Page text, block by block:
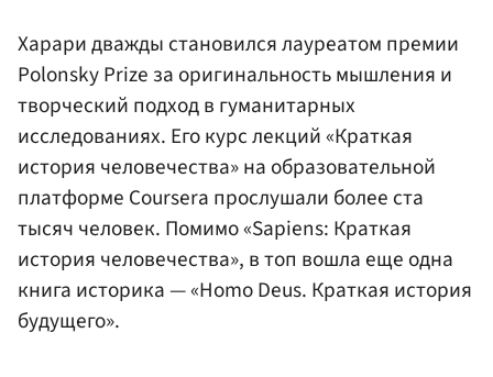
Харари дважды становился лауреатом премии
Polonsky Prize за оригинальность мышления и
творческий подход в гуманитарных
исследованиях. Его курс лекций «Краткая
история человечества» на образовательной
платформе Coursera прослушали более ста
тысяч человек. Помимо «Sapiens: Краткая
история человечества», в топ вошла еще одна
книга историка — «Homo Deus. Краткая история
будущего».